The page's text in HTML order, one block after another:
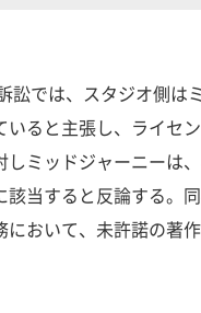
訟では、スタジオ側は
いると主張し、ライセ
しミッドジャーニーは
該当すると反論する。
において、未許諾の著